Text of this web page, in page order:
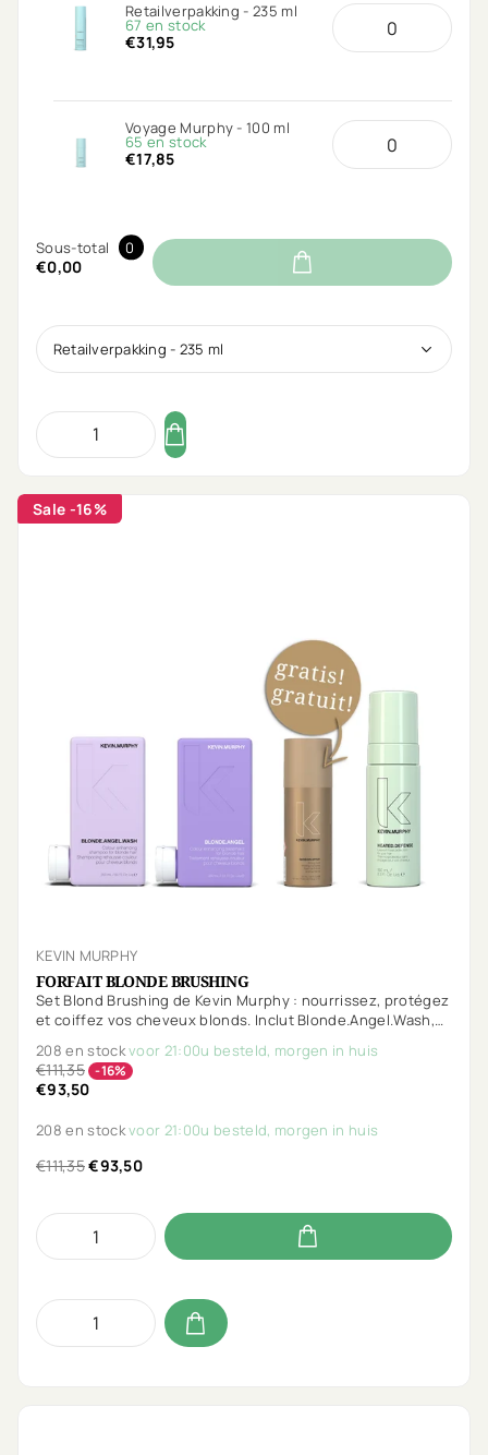
Retailverpakking - 235 ml
67 en stock
€31,95
Voyage Murphy - 100 ml
65 en stock
€17,85
Sous-total 0
€0,00
Sale -16%
KEVIN MURPHY
FORFAIT BLONDE BRUSHING
Set Blond Brushing de Kevin Murphy : nourrissez, protégez
et coiffez vos cheveux blonds. Inclut Blonde.Angel.Wash,
208 en stockvoor 21:00u besteld, morgen in huis
€111,35 -16%
€93,50
208 en stockvoor 21:00u besteld, morgen in huis
€111,35€93,50